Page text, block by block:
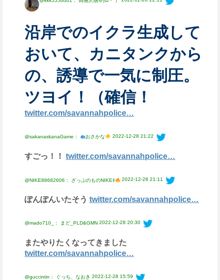
沿岸でのイクラ生成して
おいて、カニタンクから
の、誘導で一気に制圧。
ツヨイ！（確信！
twitter.com/savannahpolice…
@sakanaskanaGame： おさかな 2022-12-28 21:22
すごっ！！ twitter.com/savannahpolice…
@NIKE88682606： ざっぷのものNIKEꉂ 2022-12-28 21:11
ぽんぽんいたそう twitter.com/savannahpolice…
@mado710_： まど_PLD&GMN 2022-12-28 20:30
またやりたくなってきました
twitter.com/savannahpolice…
@guccintin： ぐっち、なおき 2022-12-28 15:59